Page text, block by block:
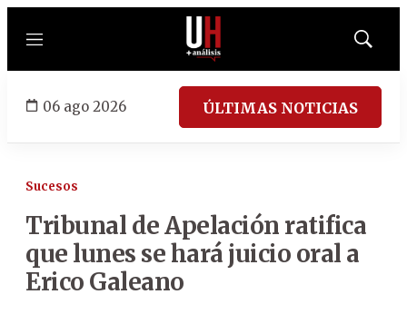
Menú
Mostrar
06 ago 2026 ÚLTIMAS NOTICIAS
Sucesos
Tribunal de Apelación ratifica
que lunes se hará juicio oral a
Erico Galeano